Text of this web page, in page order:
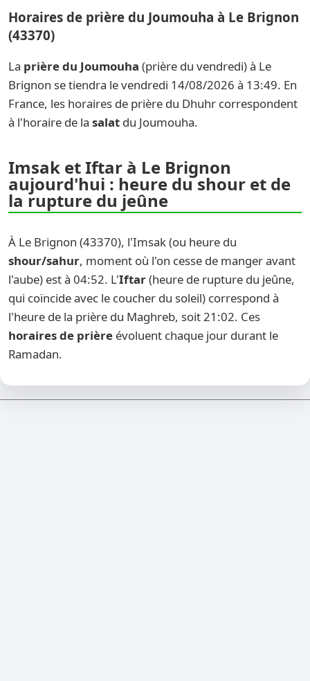
Horaires de prière du Joumouha à Le Brignon
(43370)
La prière du Joumouha (prière du vendredi) à Le
Brignon se tiendra le vendredi 14/08/2026 à 13:49. En
France, les horaires de prière du Dhuhr correspondent
à l'horaire de la salat du Joumouha.
Imsak et Iftar à Le Brignon
aujourd'hui : heure du shour et de
la rupture du jeûne
À Le Brignon (43370), l'Imsak (ou heure du
shour/sahur, moment où l'on cesse de manger avant
l'aube) est à 04:52. L'Iftar(heure de rupture du jeûne,
qui coïncide avec le coucher du soleil) correspond à
l'heure de la prière du Maghreb, soit 21:02. Ces
horaires de prière évoluent chaque jour durant le
Ramadan.